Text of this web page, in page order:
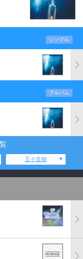
シングル
アルバム
五十音順